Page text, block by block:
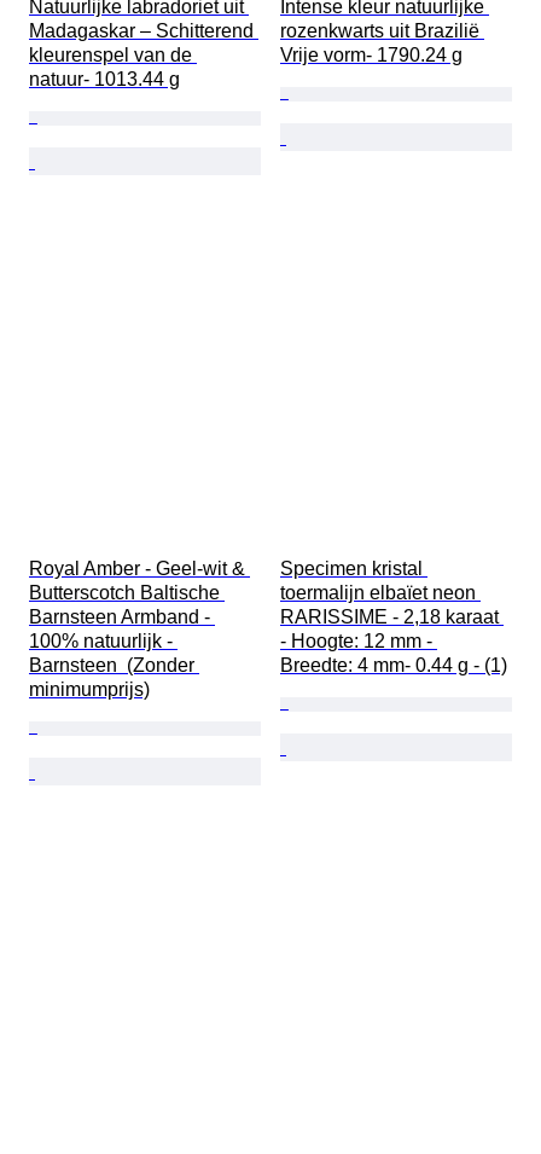
Natuurlijke labradoriet uit
Madagaskar – Schitterend
kleurenspel van de
natuur- 1013.44 g
Intense kleur natuurlijke
rozenkwarts uit Brazilië
Vrije vorm- 1790.24 g
Royal Amber - Geel-wit &
Butterscotch Baltische
Barnsteen Armband -
100% natuurlijk -
Barnsteen  (Zonder
minimumprijs)
Specimen kristal
toermalijn elbaïet neon
RARISSIME - 2,18 karaat
- Hoogte: 12 mm -
Breedte: 4 mm- 0.44 g - (1)